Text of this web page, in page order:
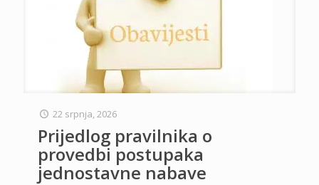
22 srpnja, 2026
Prijedlog pravilnika o
provedbi postupaka
jednostavne nabave